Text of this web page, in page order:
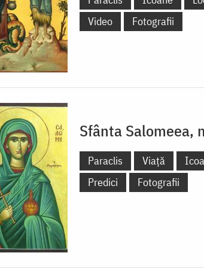
Video
Fotografii
Sfânta Salomeea,
Paraclis Viață
Predici
Fotografii